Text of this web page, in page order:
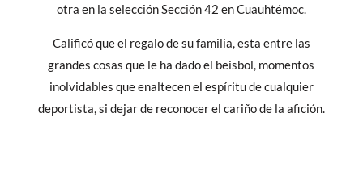
otra en la selección Sección 42 en Cuauhtémoc.
Calificó que el regalo de su familia, esta entre las
grandes cosas que le ha dado el beisbol, momentos
inolvidables que enaltecen el espíritu de cualquier
deportista, si dejar de reconocer el cariño de la afición.